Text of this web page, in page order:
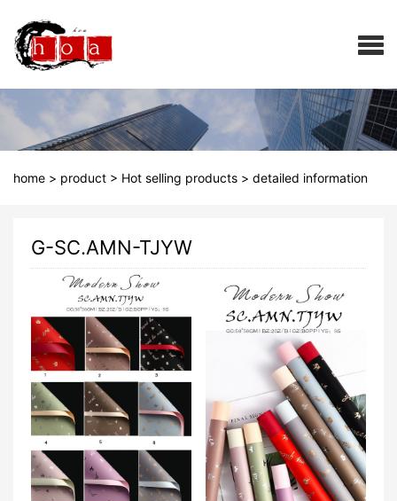
home > product > Hot selling products > detailed information
G-SC.AMN-TJYW